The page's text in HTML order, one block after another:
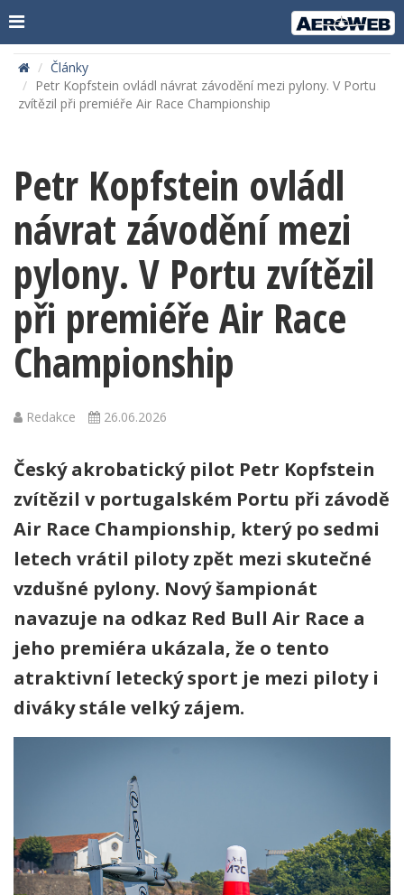
Články
Petr Kopfstein ovládl návrat závodění mezi pylony. V Portu
zvítězil při premiéře Air Race Championship
Petr Kopfstein ovládl
návrat závodění mezi
pylony. V Portu zvítězil
při premiéře Air Race
Championship
Redakce 26.06.2026
Český akrobatický pilot Petr Kopfstein
zvítězil v portugalském Portu při závodě
Air Race Championship, který po sedmi
letech vrátil piloty zpět mezi skutečné
vzdušné pylony. Nový šampionát
navazuje na odkaz Red Bull Air Race a
jeho premiéra ukázala, že o tento
atraktivní letecký sport je mezi piloty i
diváky stále velký zájem.